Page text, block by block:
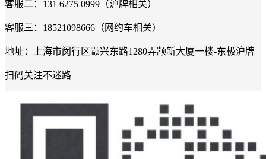
客服二：131 6275 0999（沪牌相关）
客服三：18521098666（网约车相关）
地址：上海市闵行区颛兴东路1280弄颛新大厦一楼-东极沪牌
扫码关注不迷路